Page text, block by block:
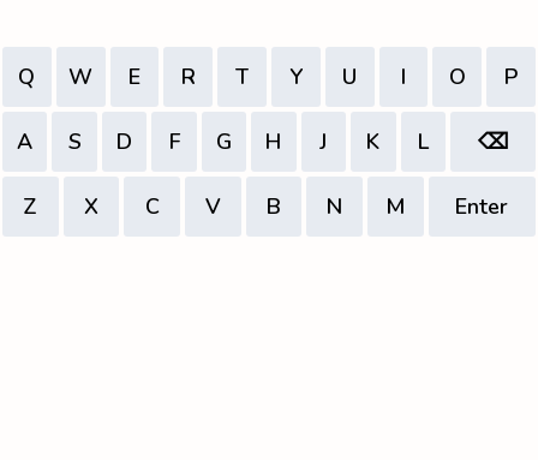
Q W E R T Y U I O P
A S D F G H J K L ⌫
Z X C V B N M Enter